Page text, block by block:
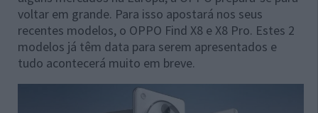
voltar em grande. Para isso apostará nos seus
recentes modelos, o OPPO Find X8 e X8 Pro. Estes 2
modelos já têm data para serem apresentados e
tudo acontecerá muito em breve.